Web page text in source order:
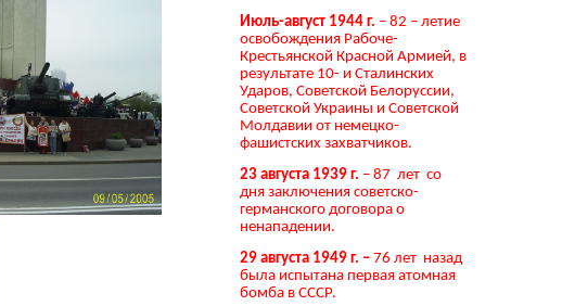
Июль-август 1944 г. – 82 – летие
освобождения Рабоче-
Крестьянской Красной Армией, в
результате 10- и Сталинских
Ударов, Советской Белоруссии,
Советской Украины и Советской
Молдавии от немецко-
фашистских захватчиков.
23 августа 1939 г. – 87 лет со
дня заключения советско-
германского договора о
ненападении.
29 августа 1949 г. – 76 лет назад
была испытана первая атомная
бомба в СССР.